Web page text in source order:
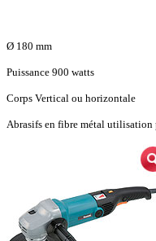
Ø 180 mm
Puissance 900 watts
Corps Vertical ou horizontale
Abrasifs en fibre métal utilisation